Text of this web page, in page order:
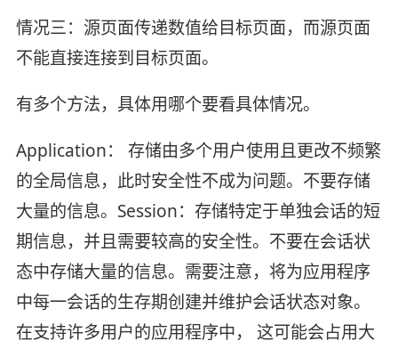
情况三：源页面传递数值给目标页面，而源页面
不能直接连接到目标页面。
有多个方法，具体用哪个要看具体情况。
Application： 存储由多个用户使用且更改不频繁
的全局信息，此时安全性不成为问题。不要存储
大量的信息。Session：存储特定于单独会话的短
期信息，并且需要较高的安全性。不要在会话状
态中存储大量的信息。需要注意，将为应用程序
中每一会话的生存期创建并维护会话状态对象。
在支持许多用户的应用程序中， 这可能会占用大